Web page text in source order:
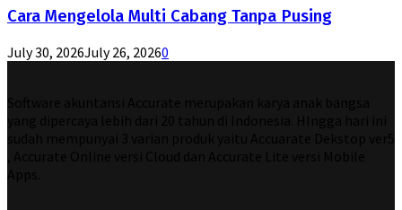
Cara Mengelola Multi Cabang Tanpa Pusing
July 30, 2026July 26, 20260